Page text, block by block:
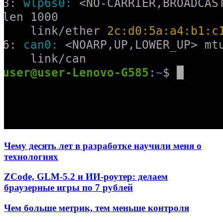
Чему десять лет в разработке научили меня о
технологиях
ZCode, GLM-5.2 и ИИ-роутер: делаем
браузерные игры по 7 рублей
Чем больше метрик, тем меньше контроля